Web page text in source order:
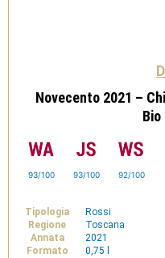
Novecento 2021 –
Bio
93/100 93/100 92/100
Tipologia
Rossi
Regione
Toscana
Annata
2021
Formato
0,75 l